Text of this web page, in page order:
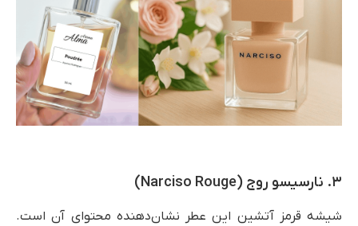
۳. نارسیسو روج (Narciso Rouge)
شیشه قرمز آتشین این عطر نشان‌دهنده محتوای آن است.